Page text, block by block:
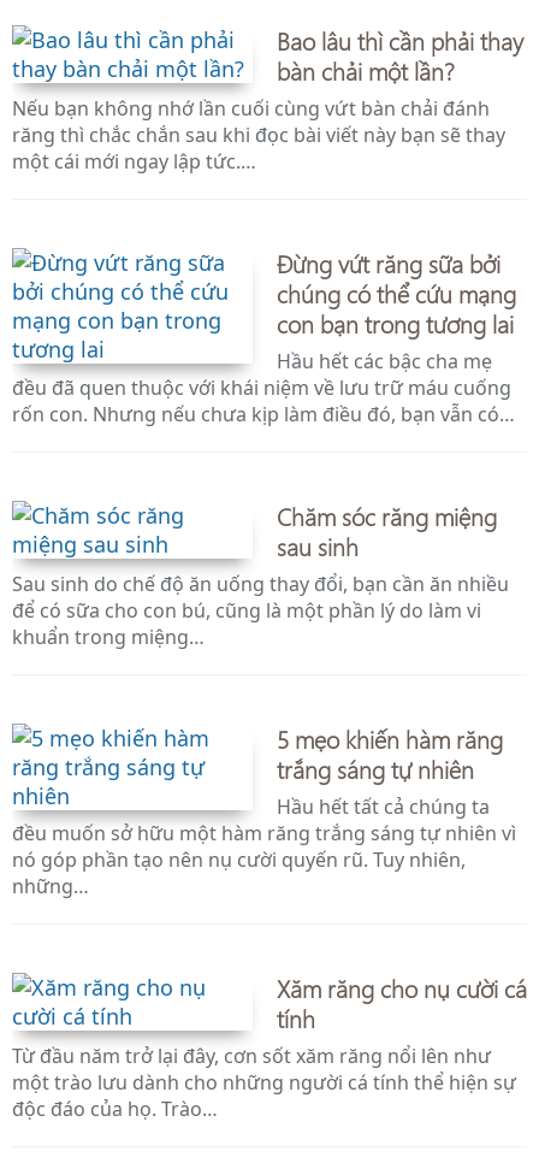
Bao lâu thì cần phải thay
bàn chải một lần?
Nếu bạn không nhớ lần cuối cùng vứt bàn chải đánh
răng thì chắc chắn sau khi đọc bài viết này bạn sẽ thay
một cái mới ngay lập tức.…
Đừng vứt răng sữa bởi
chúng có thể cứu mạng
con bạn trong tương lai
Hầu hết các bậc cha mẹ
đều đã quen thuộc với khái niệm về lưu trữ máu cuống
rốn con. Nhưng nếu chưa kịp làm điều đó, bạn vẫn có…
Chăm sóc răng miệng
sau sinh
Sau sinh do chế độ ăn uống thay đổi, bạn cần ăn nhiều
để có sữa cho con bú, cũng là một phần lý do làm vi
khuẩn trong miệng…
5 mẹo khiến hàm răng
trắng sáng tự nhiên
Hầu hết tất cả chúng ta
đều muốn sở hữu một hàm răng trắng sáng tự nhiên vì
nó góp phần tạo nên nụ cười quyến rũ. Tuy nhiên,
những…
Xăm răng cho nụ cười cá
tính
Từ đầu năm trở lại đây, cơn sốt xăm răng nổi lên như
một trào lưu dành cho những người cá tính thể hiện sự
độc đáo của họ. Trào…